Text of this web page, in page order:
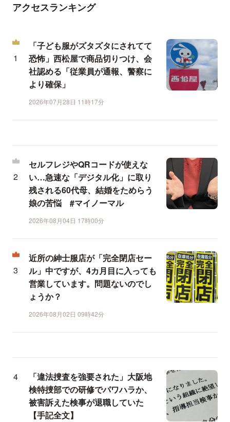
アクセスランキング
「子ども服がズタズタにされてて
恐怖」西松屋で商品切りつけ、会
社認める「従業員が通報、警察に
より確保」
2026年07月28日 11時17分
セルフレジやQRコードが使えな
い…急速な「デジタル化」に取り
残される60代母、結婚をためらう
娘の苦悩 #マイノーマル
2026年08月04日 17時00分
近所の紳士服店が「完全閉店セー
ル」中ですが、4カ月目に入っても
営業しています。問題ないのでし
ょうか？
2026年08月02日 09時42分
「違法捜査を強要された」大阪地
検特捜部での研修でパワハラか、
被害訴えた検事が退職していた
【手記全文】